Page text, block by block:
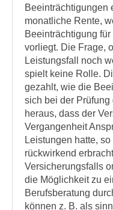
Beeinträchtigungen
monatliche Rente,
Beeinträchtigung
vorliegt. Die Frage,
Leistungsfall noch
spielt keine Rolle.
gezahlt, wie die
sich bei der
heraus, dass der
Vergangenheit
Leistungen hatte,
rückwirkend
Versicherungsfalls
die Möglichkeit zu
Berufsberatung
können z. B. als